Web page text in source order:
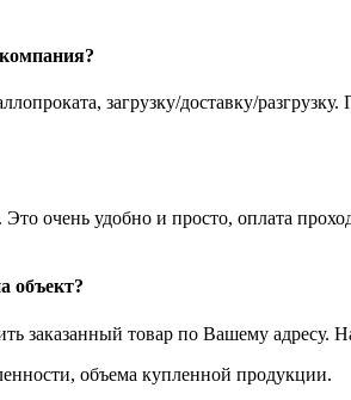
загрузку/доставку/
очень удобно и просто, оплата
объект?
заказанный товар по Вашему адресу.
объема купленной продукции.